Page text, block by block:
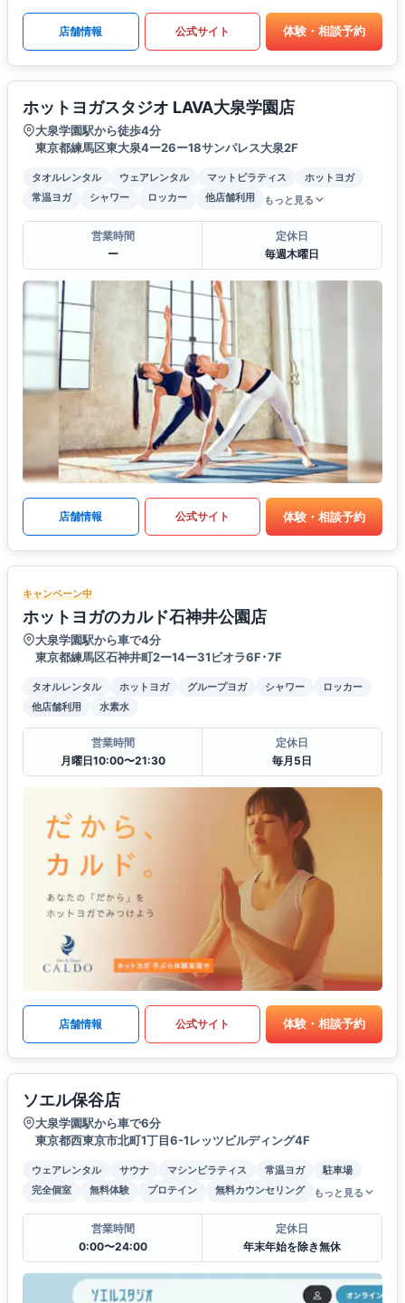
店舗情報 公式サイト 体験・相談予約
ホットヨガスタジオ LAVA大泉学園店
大泉学園駅から徒歩4分
東京都練馬区東大泉4ー26ー18サンパレス大泉2F
タオルレンタル ウェアレンタル マットピラティス
ホットヨガ
常温ヨガ
シャワー ロッカー 他店舗利用 もっと見る
営業時間
ー
定休日
毎週木曜日
店舗情報 公式サイト 体験・相談予約
キャンペーン中
ホットヨガのカルド石神井公園店
大泉学園駅から車で4分
東京都練馬区石神井町2ー14ー31ビオラ6F･7F
タオルレンタル ホットヨガ グループヨガ シャワー
ロッカー
他店舗利用
水素水
営業時間
月曜日10:00〜21:30
定休日
毎月5日
店舗情報 公式サイト 体験・相談予約
ソエル保谷店
大泉学園駅から車で6分
東京都西東京市北町1丁目6-1レッツビルディング4F
ウェアレンタル サウナ マシンピラティス 常温ヨガ
駐車場
完全個室
無料体験 プロテイン 無料カウンセリング もっと見る
営業時間
0:00〜24:00
定休日
年末年始を除き無休